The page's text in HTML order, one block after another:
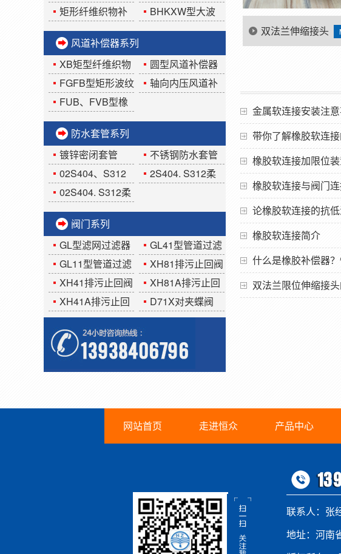
补偿器
道FGFB矩形波纹补
偿器
偿器
矩形纤维织物补
偿器
BHKXW型大波
纹板盒限位式补偿
风道补偿器系列
XB矩型纤维织物
补偿器
圆型风道补偿器
FGFB型矩形波纹
补偿器
轴向内压风道补
FUB、FVB型橡
胶风道补偿器
防水套管系列
镀锌密闭套管
不锈钢防水套管
02S404、S312
刚性防水套管
2S404. S312柔
02S404. S312柔
性防水套管
阀门系列
GL型滤网过滤器
GL41型管道过滤
器
GL11型管道过滤
器
XH81排污止回阀
XH41排污止回阀
XH81A排污止回
阀
XH41A排污止回
阀
D71X对夹蝶阀
双法兰伸缩接头
金属软连接安装注
带你了解橡胶软连
橡胶软连接加限位
橡胶软连接与阀门
论橡胶软连接的抗
橡胶软连接简介
什么是橡胶补偿器
双法兰限位伸缩接
网站首页 走进恒众 产品中心
联系人：张
地址：河